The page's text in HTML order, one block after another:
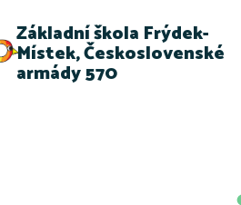
Základní škola Frýdek-
Místek, Československé
armády 570